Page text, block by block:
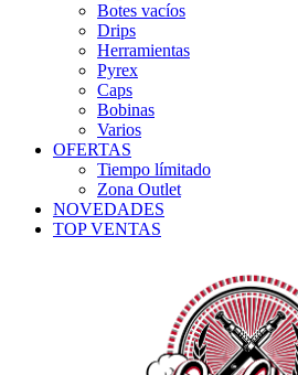
Botes vacíos
Drips
Herramientas
Pyrex
Caps
Bobinas
Varios
OFERTAS
Tiempo límitado
Zona Outlet
NOVEDADES
TOP VENTAS